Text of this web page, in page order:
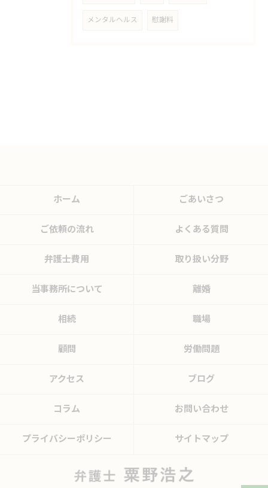
メンタルヘルス 慰謝料
ホーム
ごあいさつ
ご依頼の流れ
よくある質問
弁護士費用
取り扱い分野
当事務所について
離婚
相続
職場
顧問
労働問題
アクセス
ブログ
コラム
お問い合わせ
プライバシーポリシー
サイトマップ